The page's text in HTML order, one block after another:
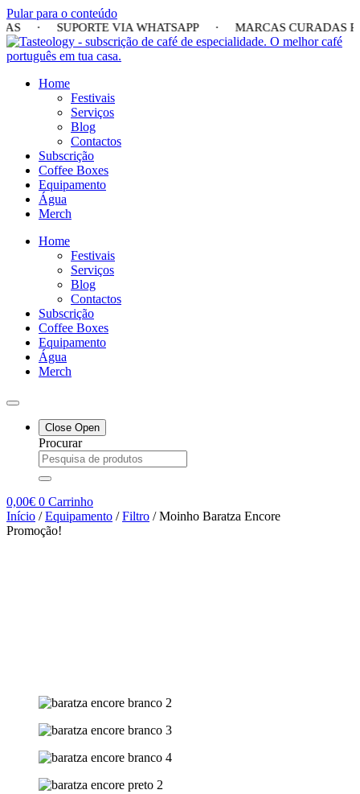
Pular para o conteúdo
· SUPORTE VIA WHATSAPP · MARCAS CURADAS
Home
Festivais
Serviços
Blog
Contactos
Subscrição
Coffee Boxes
Equipamento
Água
Merch
Home
Festivais
Serviços
Blog
Contactos
Subscrição
Coffee Boxes
Equipamento
Água
Merch
Close Open
Procurar
0,00€ 0 Carrinho
Início /Equipamento /Filtro / Moinho Baratza Encore
Promoção!